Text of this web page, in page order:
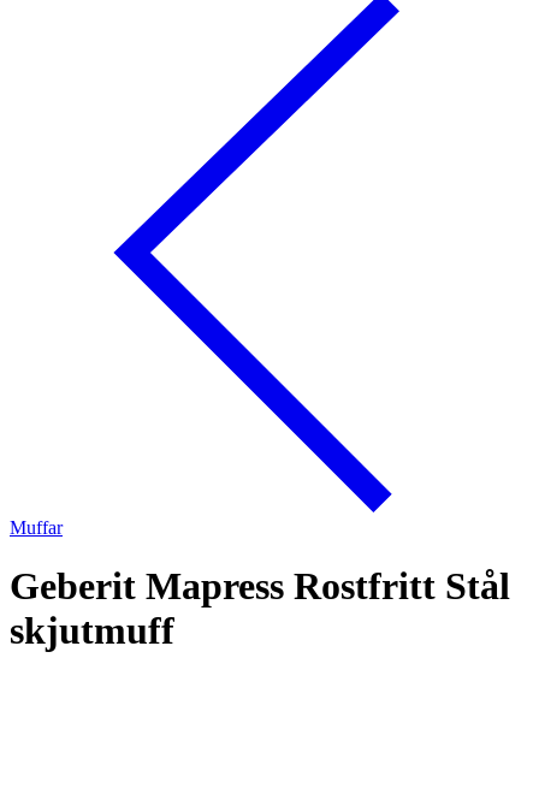
Muffar
Geberit Mapress Rostfritt Stål
skjutmuff